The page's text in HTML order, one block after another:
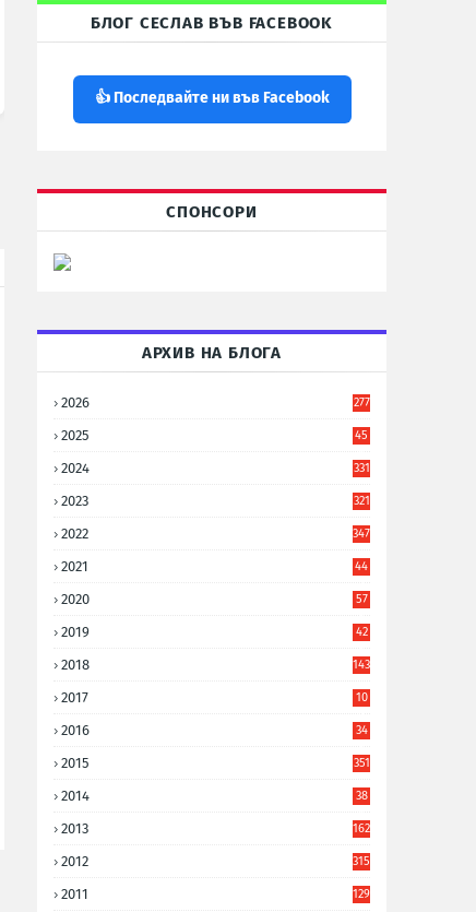
БЛОГ СЕСЛАВ ВЪВ FACEBOOK
👍 Последвайте ни във Facebook
СПОНСОРИ
АРХИВ НА БЛОГА
2026 277
2025
45
2024 331
2023 321
2022 347
2021
44
2020
57
2019
42
2018 143
2017
10
2016
34
2015 351
2014
38
2013 162
2012 315
2011 129